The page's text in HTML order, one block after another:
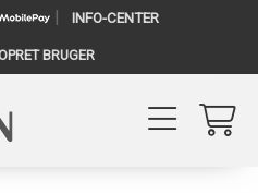
INFO-CENTER
BRUGER